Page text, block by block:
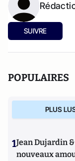
SUIVRE
POPULAIRES
PLUS
1Jean Dujardin
nouveaux